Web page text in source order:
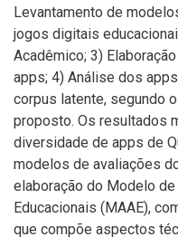
Levantamento de
jogos digitais
Acadêmico; 3)
apps; 4) Análise dos
corpus latente, segundo
proposto. Os resultados
diversidade de apps de
modelos de avaliações
elaboração do Modelo
Educacionais (MAAE),
que compõe aspectos